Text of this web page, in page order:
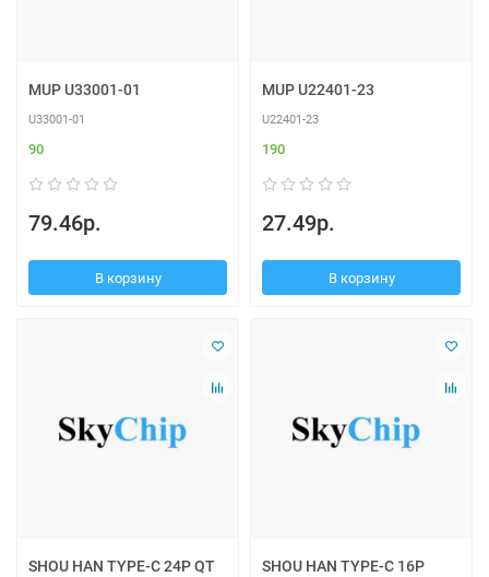
MUP U33001-01
U33001-01
90
79.46р.
В корзину
MUP U22401-23
U22401-23
190
27.49р.
В корзину
SHOU HAN TYPE-C 24P QT
SHOU HAN TYPE-C 16P